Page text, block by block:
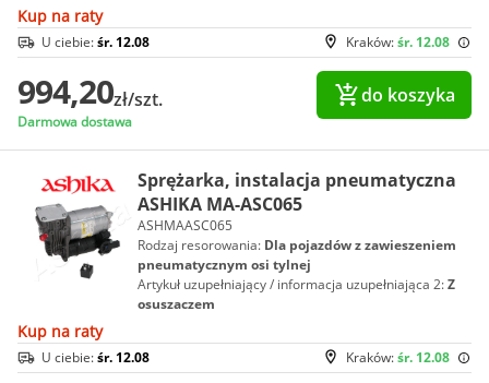
Kup na raty
Kraków:śr. 12.08
U ciebie:śr. 12.08
994,20zł/szt.
Darmowa dostawa
do koszyka
Sprężarka, instalacja pneumatyczna
ASHIKA MA-ASC065
ASHMAASC065
Rodzaj resorowania: Dla pojazdów z zawieszeniem
pneumatycznym osi tylnej
Artykuł uzupełniający / informacja uzupełniająca 2:Z
osuszaczem
Kup na raty
Kraków:śr. 12.08
U ciebie:śr. 12.08